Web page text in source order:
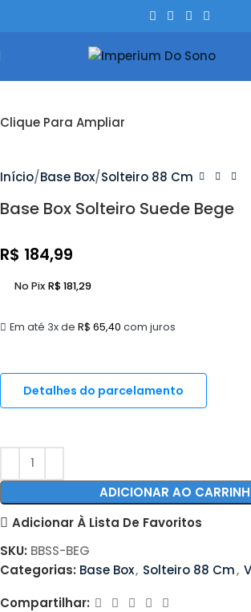
Clique Para Ampliar
Início Base Box Solteiro 88 Cm
Base Box Solteiro Suede Bege
R$ 184,99
Em até 3x de R$ 65,40 com juros
No Pix R$181,29
Detalhes do parcelamento
ADICIONAR AO
Adicionar À Lista De Favoritos
SKU: BBSS-BEG
Categorias: Base Box, Solteiro 88 Cm,
Compartilhar: